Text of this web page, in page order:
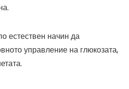
естествен начин да
управление на глюкозата,